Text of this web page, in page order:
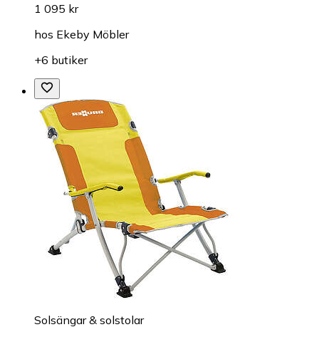
1 095 kr
hos Ekeby Möbler
+6 butiker
Solsängar & solstolar